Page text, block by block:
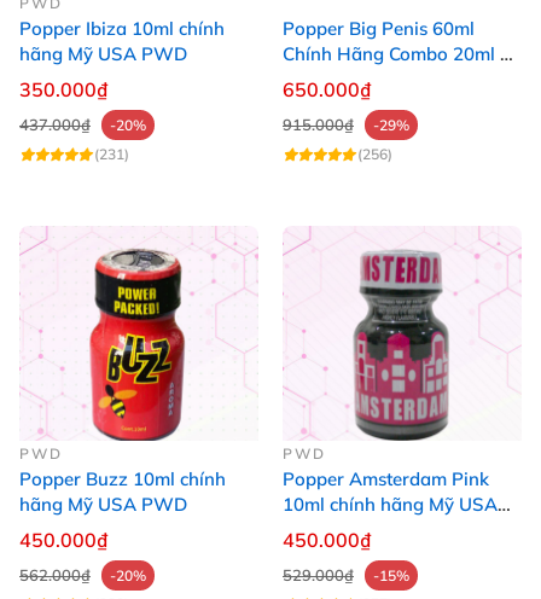
Popper Ibiza 10ml chính
hãng Mỹ USA PWD
350.000₫
437.000₫
-20%
(231)
Popper Big Penis 60ml
Chính Hãng Combo 20ml +
40ml Tăng Khoái Cảm Cho
Top & Bot
650.000₫
915.000₫
-29%
(256)
PWD
Popper Buzz 10ml chính
hãng Mỹ USA PWD
450.000₫
562.000₫
-20%
PWD
Popper Amsterdam Pink
10ml chính hãng Mỹ USA
PWD
450.000₫
529.000₫
-15%